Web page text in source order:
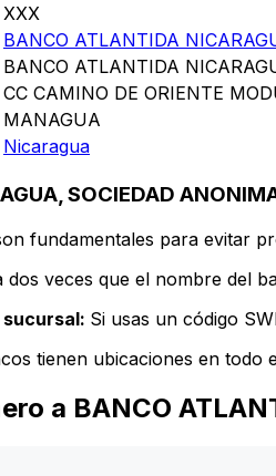
XXX
BANCO ATLANTIDA
BANCO ATLANTIDA
CC CAMINO DE ORIENTE
MANAGUA
Nicaragua
SOCIEDAD
fundamentales para evitar
dos veces que el nombre del
sucursal: Si usas un código
tienen ubicaciones en todo
a BANCO